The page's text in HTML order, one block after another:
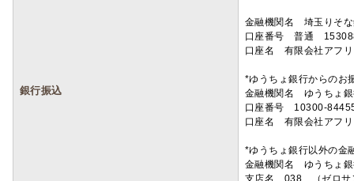
銀行振込
金融機関名 埼玉りそ
口座番号 普通
口座名 有限会社アフ
*ゆうちょ銀行からのお
金融機関名 ゆうちょ
口座番号 10300-
口座名 有限会社アフ
*ゆうちょ銀行以外の金
金融機関名 ゆうちょ
支店名 038 （ゼロサ